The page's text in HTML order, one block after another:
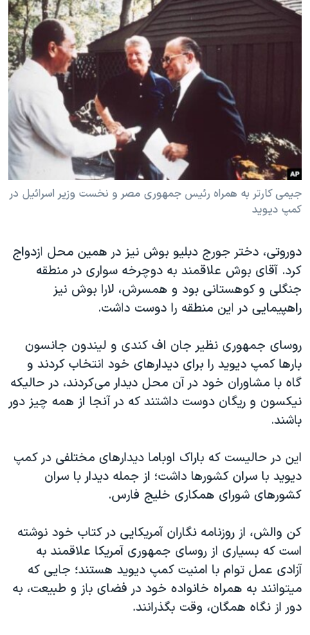
جیمی کارتر به همراه رئیس جمهوری مصر و نخست وزیر اسرائیل در
کمپ دیوید
​دوروتی، دختر جورج دبلیو بوش نیز در همین محل ازدواج
کرد. آقای بوش علاقمند به دوچرخه سواری در منطقه
جنگلی و کوهستانی بود و همسرش، لارا بوش نیز
راهپیمایی در این منطقه را دوست داشت.
روسای جمهوری نظیر جان اف کندی و لیندون جانسون
بارها کمپ دیوید را برای دیدارهای خود انتخاب کردند و
گاه با مشاوران خود در آن محل دیدار می‌کردند، در حالیکه
نیکسون و ریگان دوست داشتند که در آنجا از همه چیز دور
باشند.
این در حالیست که باراک اوباما دیدارهای مختلفی در کمپ
دیوید با سران کشورها داشت؛ از جمله دیدار با سران
کشورهای شورای همکاری خلیج فارس.
کن والش، از روزنامه نگاران آمریکایی در کتاب خود نوشته
است که بسیاری از روسای جمهوری آمریکا علاقمند به
آزادی عمل توام با امنیت کمپ دیوید هستند؛ جایی که
میتوانند به همراه خانواده خود در فضای باز و طبیعت، به
دور از نگاه همگان، وقت بگذرانند.